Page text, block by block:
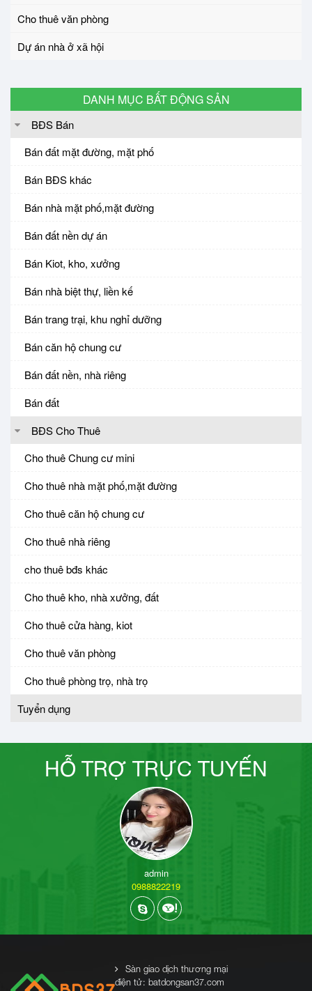
Cho thuê văn phòng
Dự án nhà ở xã hội
DANH MỤC BẤT ĐỘNG SẢN
BĐS Bán
Bán đất mặt đường, mặt phố
Bán BĐS khác
Bán nhà mặt phố,mặt đường
Bán đất nền dự án
Bán Kiot, kho, xưởng
Bán nhà biệt thự, liền kế
Bán trang trại, khu nghỉ dưỡng
Bán căn hộ chung cư
Bán đất nền, nhà riêng
Bán đất
BĐS Cho Thuê
Cho thuê Chung cư mini
Cho thuê nhà mặt phố,mặt đường
Cho thuê căn hộ chung cư
Cho thuê nhà riêng
cho thuê bđs khác
Cho thuê kho, nhà xưởng, đất
Cho thuê cửa hàng, kiot
Cho thuê văn phòng
Cho thuê phòng trọ, nhà trọ
Tuyển dụng
HỖ TRỢ TRỰC TUYẾN
admin
0988822219
Sàn giao dịch thương mại
điện tử: batdongsan37.com